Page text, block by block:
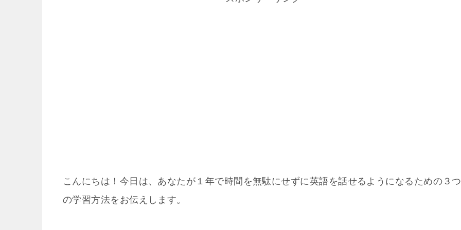
こんにちは！今日は、あなたが１年で時間を無駄にせずに英語を話せるようになるための３つ
の学習方法をお伝えします。